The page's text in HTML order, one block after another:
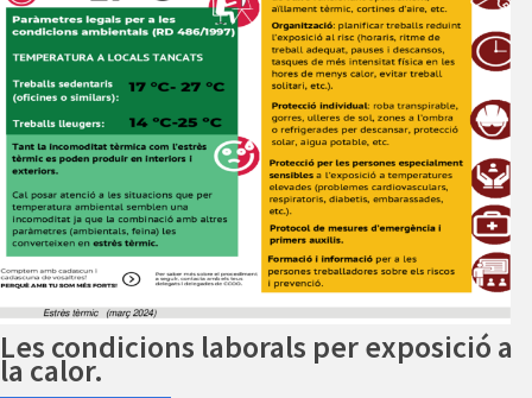
Les condicions laborals per exposició a
la calor.